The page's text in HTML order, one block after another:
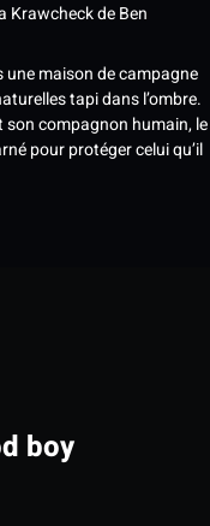
KrawcheckdeBen
maison de campagne
tapi dans l’ombre.
compagnon humain, le
pour protéger celui qu’il
boy